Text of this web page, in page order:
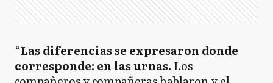
“Las diferencias se expresaron donde
corresponde: en las urnas. Los